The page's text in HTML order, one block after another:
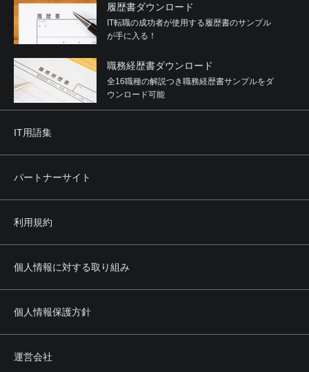
履歴書ダウンロード
IT転職の成功者が使用する履歴書のサンプル
が手に入る！
職務経歴書ダウンロード
全16職種の解説つき職務経歴書サンプルをダ
ウンロード可能
IT用語集
パートナーサイト
利用規約
個人情報に対する取り組み
個人情報保護方針
運営会社